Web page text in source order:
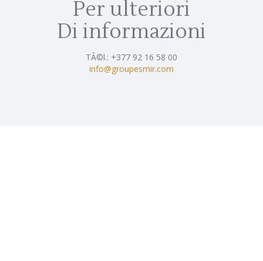
Per ulteriori
Di informazioni
TÃ©l.: +377 92 16 58 00
info@groupesmir.com